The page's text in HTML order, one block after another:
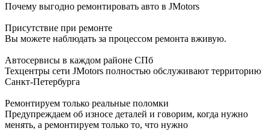
Почему выгодно ремонтировать авто в JMotors
Присутствие при ремонте
Вы можете наблюдать за процессом ремонта вживую.
Автосервисы в каждом районе СПб
Техцентры сети JMotors полностью обслуживают территорию
Санкт-Петербурга
Ремонтируем только реальные поломки
Предупреждаем об износе деталей и говорим, когда нужно
менять, а ремонтируем только то, что нужно